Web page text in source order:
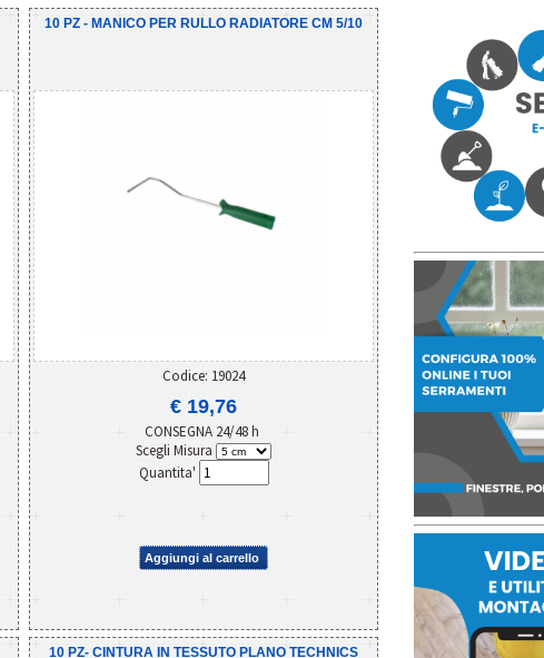
10 PZ - MANICO PER RULLO RADIATORE CM 5/10
Codice: 19024
€ 19,76
CONSEGNA 24/48 h
Scegli Misura
Quantita'
Aggiungi al carrello
10 PZ- CINTURA IN TESSUTO PLANO TECHNICS